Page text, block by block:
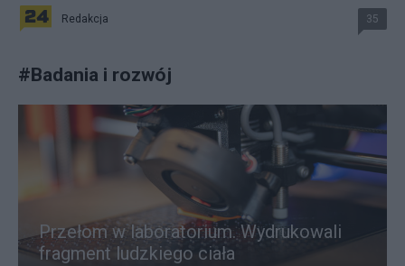
Redakcja 35
#Badania i rozwój
Przełom w laboratorium. Wydrukowali
fragment ludzkiego ciała